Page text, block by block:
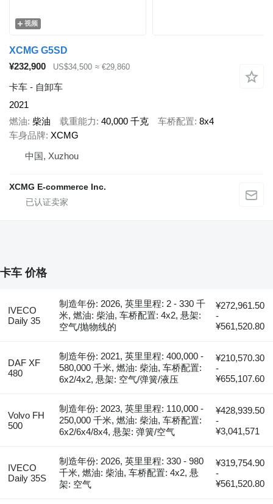
视频
XCMG G5SD
¥232,900
US$34,500 ≈ €29,860
卡车 - 自卸车
2021
燃油 柴油 载重能力 40,000 千克 车桥配置 8x4
车身品牌 XCMG
中国, Xuzhou
XCMG E-commerce Inc.
卡车 价格
IVECO
Daily 35
制造年份: 2026, 英里里程: 2 - 330 千
米, 燃油: 柴油, 车桥配置: 4x2, 悬架:
空气/抛物线的
¥272,961.50
-
¥561,520.80
DAF XF
480
制造年份: 2021, 英里里程: 400,000 -
580,000 千米, 燃油: 柴油, 车桥配置:
6x2/4x2, 悬架: 空气/弹簧/液压
¥210,570.30
-
¥655,107.60
Volvo FH
500
制造年份: 2023, 英里里程: 110,000 -
250,000 千米, 燃油: 柴油, 车桥配置:
6x2/6x4/8x4, 悬架: 弹簧/空气
¥428,939.50
-
¥3,041,571
IVECO
Daily 35S
制造年份: 2026, 英里里程: 330 - 980
千米, 燃油: 柴油, 车桥配置: 4x2, 悬
架: 空气
¥319,754.90
-
¥561,520.80